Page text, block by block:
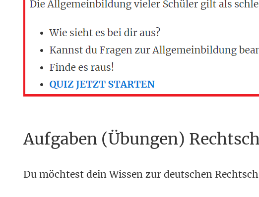
Aufgaben (Übungen)
Du möchtest dein Wissen zur deutschen